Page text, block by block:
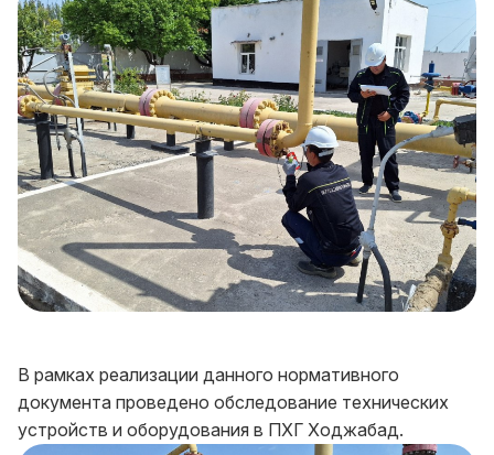
В рамках реализации данного нормативного
документа проведено обследование технических
устройств и оборудования в ПХГ Ходжабад.